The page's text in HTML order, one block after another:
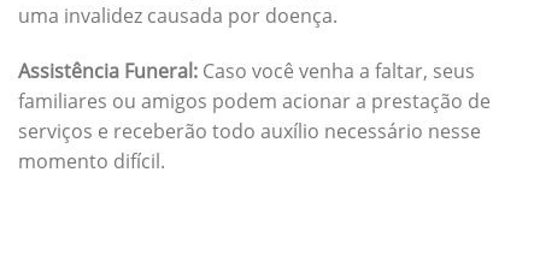
uma invalidez causada por doença.
Assistência Funeral: Caso você venha a faltar, seus
familiares ou amigos podem acionar a prestação de
serviços e receberão todo auxílio necessário nesse
momento difícil.